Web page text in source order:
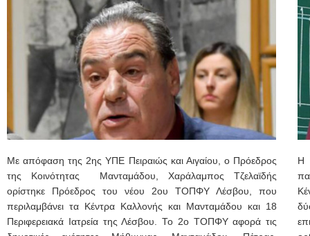
Με απόφαση της 2ης ΥΠΕ Πειραιώς και Αιγαίου, ο Πρόεδρος
της Κοινότητας Μανταμάδου, Χαράλαμπος Τζελαϊδής
ορίστηκε Πρόεδρος του νέου 2ου ΤΟΠΦΥ Λέσβου, που
περιλαμβάνει τα Κέντρα Καλλονής και Μανταμάδου και 18
Περιφερειακά Ιατρεία της Λέσβου. Το 2ο ΤΟΠΦΥ αφορά τις
Η